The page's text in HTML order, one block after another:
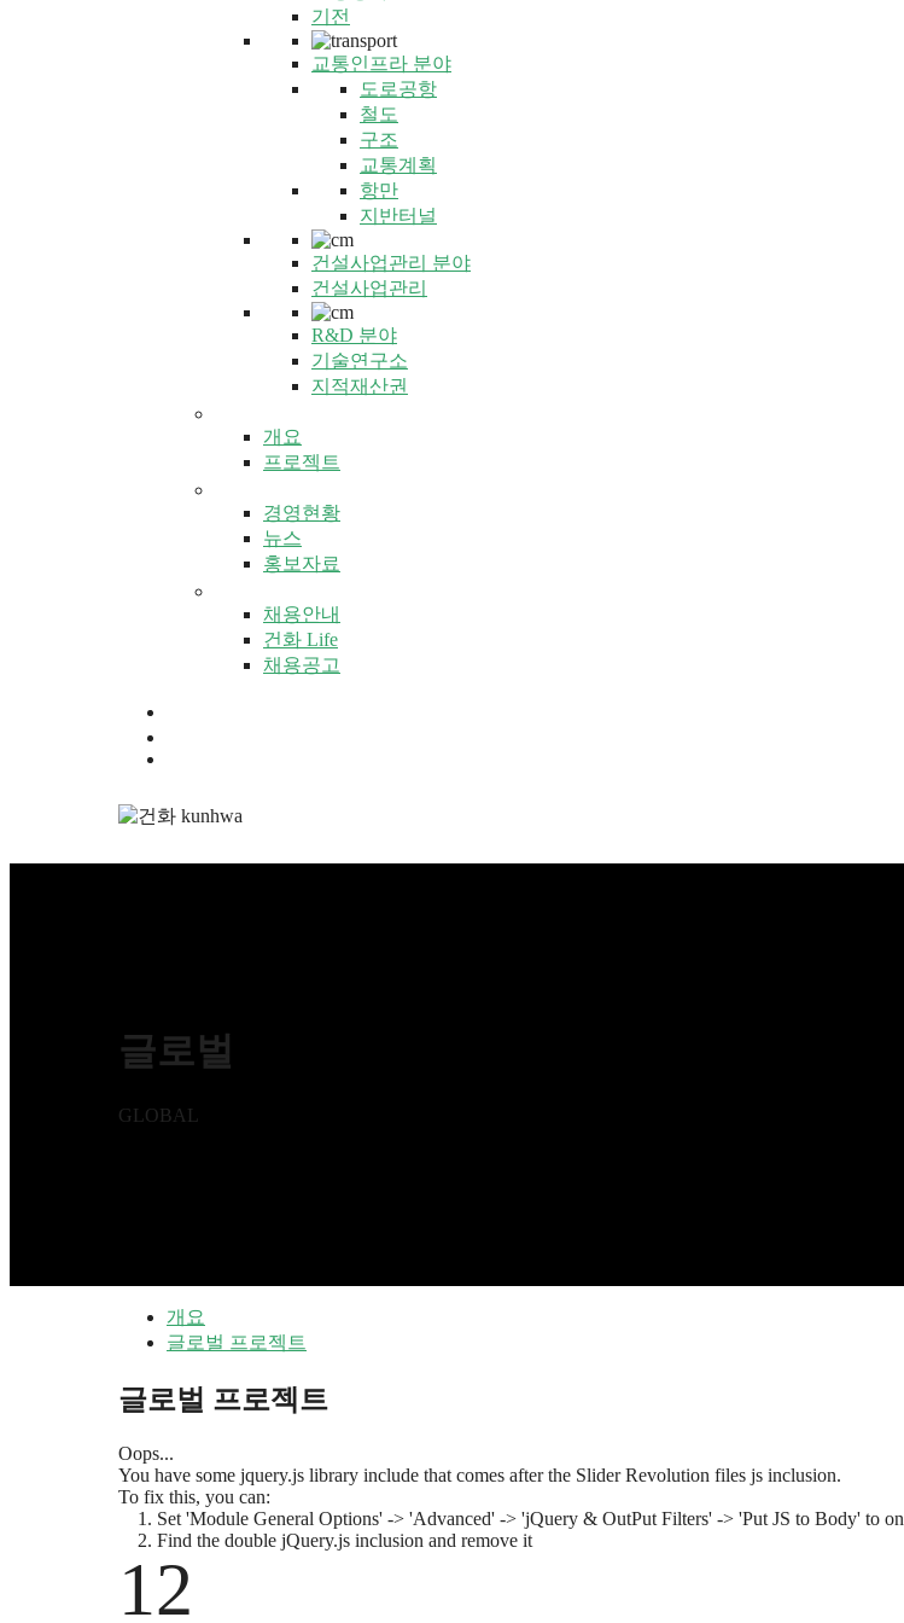
기전
교통인프라 분야
도로공항
철도
구조
교통계획
항만
지반터널
건설사업관리 분야
건설사업관리
R&D 분야
기술연구소
지적재산권
개요
프로젝트
경영현황
뉴스
홍보자료
채용안내
건화 Life
채용공고
글로벌
GLOBAL
개요
글로벌 프로젝트
글로벌 프로젝트
Oops...
You have some jquery.js library include that comes after the Slider Revolution files js inclusion.
To fix this, you can:
1. Set 'Module General Options' -> 'Advanced' -> 'jQuery & OutPut Filters' -> 'Put JS to Body' to on
2. Find the double jQuery.js inclusion and remove it
12